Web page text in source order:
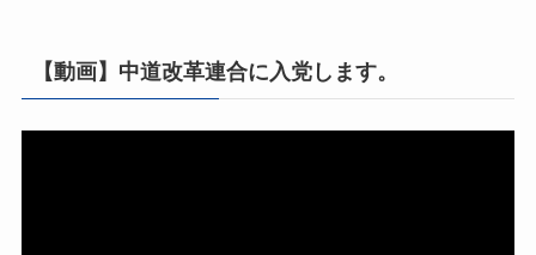
【動画】中道改革連合に入党します。